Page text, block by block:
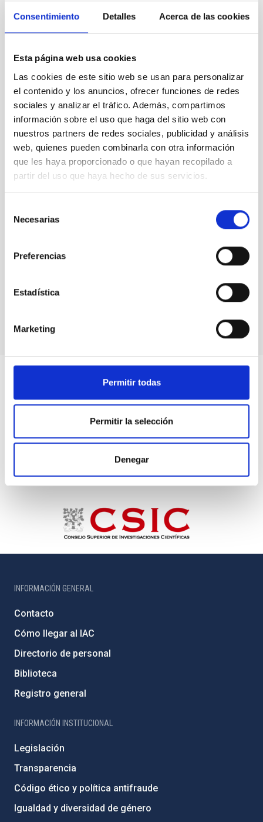
Consentimiento Detalles Acerca de las cookies
Esta página web usa cookies
Las cookies de este sitio web se usan para personalizar
el contenido y los anuncios, ofrecer funciones de redes
sociales y analizar el tráfico. Además, compartimos
información sobre el uso que haga del sitio web con
nuestros partners de redes sociales, publicidad y análisis
web, quienes pueden combinarla con otra información
que les haya proporcionado o que hayan recopilado a
partir del uso que haya hecho de sus servicios.
Necesarias
Preferencias
Estadística
Marketing
Permitir todas
Permitir la selección
Denegar
Cosmología y Astropartículas (CYA)
Telescopios
INFORMACIÓN GENERAL
Contacto
Cómo llegar al IAC
Directorio de personal
Biblioteca
Registro general
INFORMACIÓN INSTITUCIONAL
Legislación
Transparencia
Código ético y política antifraude
Igualdad y diversidad de género